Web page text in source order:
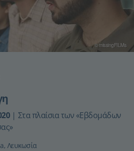
| Στα πλαίσια των «Εβδομάδων
Λευκωσία
© missingFILMs